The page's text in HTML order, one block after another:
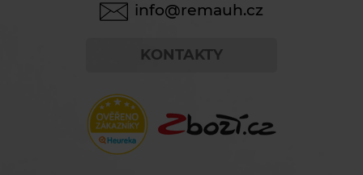
info@remauh.cz
KONTAKTY